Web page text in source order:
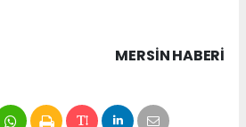
MERSIN HABERİ